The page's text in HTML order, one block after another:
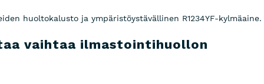
huoltokalusto ja ympäristöystävällinen R1234YF-kylmäaine.
vaihtaa ilmastointihuollon